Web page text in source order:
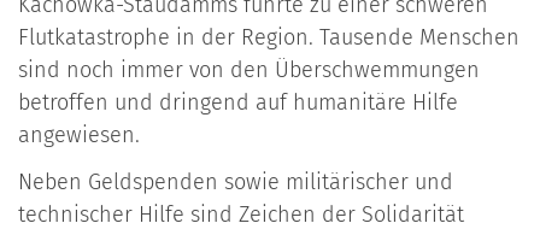
Flutkatastrophe in der Region. Tausende Menschen
sind noch immer von den Überschwemmungen
betroffen und dringend auf humanitäre Hilfe
angewiesen.
Neben Geldspenden sowie militärischer und
technischer Hilfe sind Zeichen der Solidarität